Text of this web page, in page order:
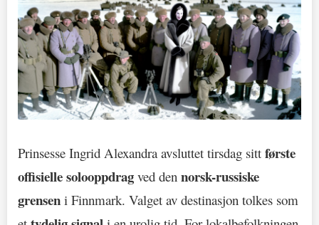
Prinsesse Ingrid Alexandra avsluttet tirsdag sitt første
offisielle solooppdrag ved den norsk-russiske
grensen i Finnmark. Valget av destinasjon tolkes som